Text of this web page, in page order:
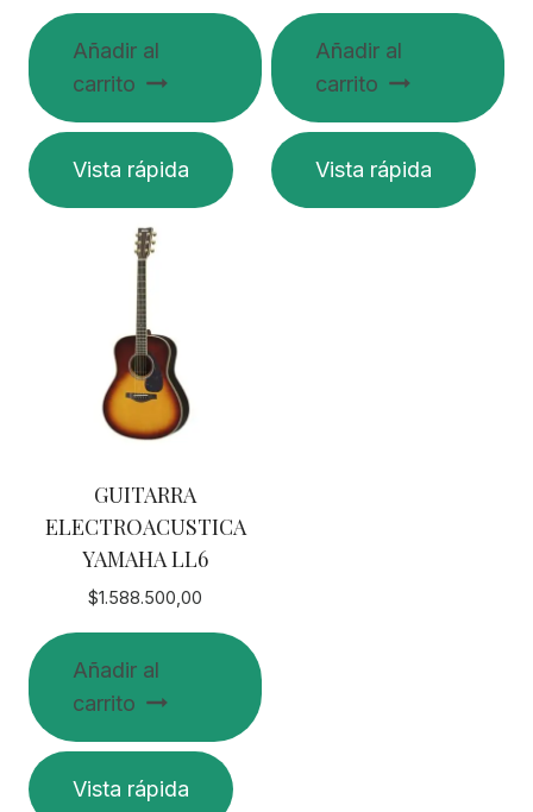
Añadir al
carrito
Vista rápida
Añadir al
carrito
Vista rápida
GUITARRA
ELECTROACUSTICA
YAMAHA LL6
$1.588.500,00
Añadir al
carrito
Vista rápida